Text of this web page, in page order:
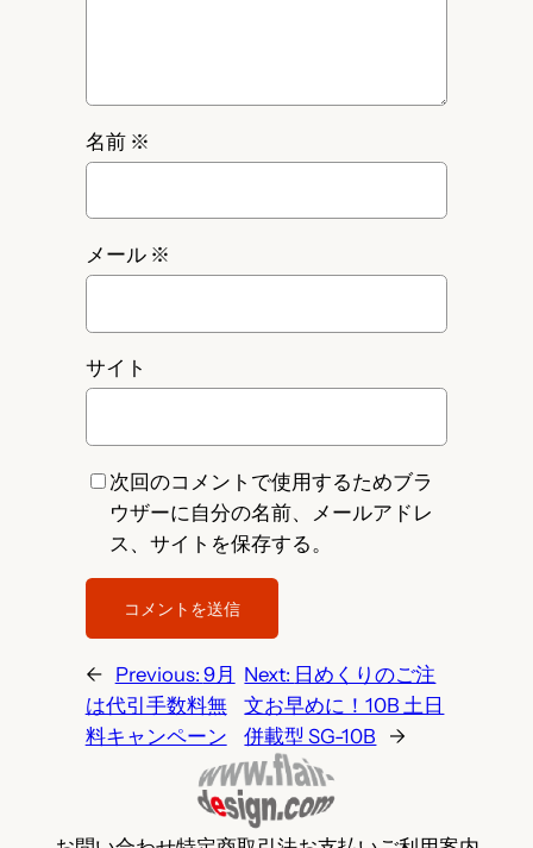
名前 ※
メール ※
サイト
次回のコメントで使用するためブラ
ウザーに自分の名前、メールアドレ
ス、サイトを保存する。
← Previous: 9月
は代引手数料無
料キャンペーン
Next: 日めくりのご注
文お早めに！10B 土日
併載型 SG-10B
→